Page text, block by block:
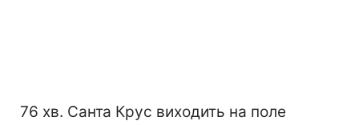
76 хв. Санта Крус виходить на поле